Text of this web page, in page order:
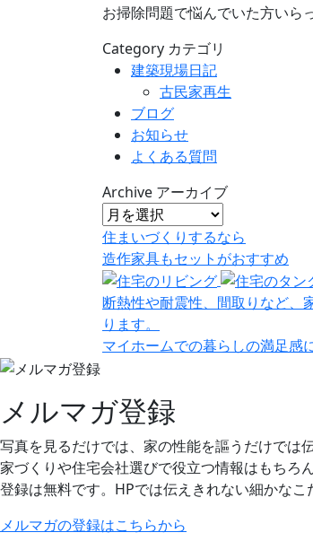
お掃除問題で悩んでいた方いら
Category カテゴリ
建築現場日記
古民家再生
ブログ
お知らせ
よくある質問
Archive アーカイブ
住まいづくりするなら
造作家具もセット がおすすめ
断熱性や耐震性、間取りなど、
ります。
マイホームでの暮らしの満足感
メルマガ登録
写真を見るだけでは、家の性能を謳うだけでは
家づくりや住宅会社選びで役立つ情報はもちろ
登録は無料です。HPでは伝えきれない細かなこ
メルマガの登録はこちらから